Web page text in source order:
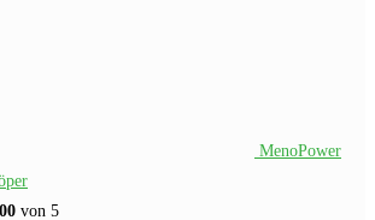
MenoPower
von 5